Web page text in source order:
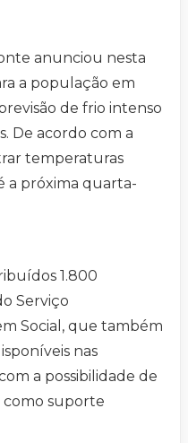
anunciou nesta
a população em
de frio intenso
De acordo com a
temperaturas
a próxima quarta-
1.800
Serviço
Social, que também
nas
a possibilidade de
como suporte